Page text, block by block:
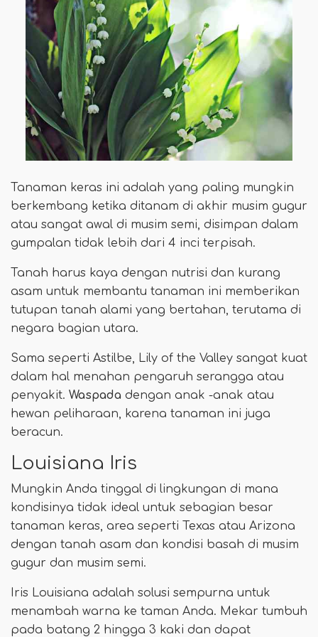
Tanaman keras ini adalah yang paling mungkin
berkembang ketika ditanam di akhir musim gugur
atau sangat awal di musim semi, disimpan dalam
gumpalan tidak lebih dari 4 inci terpisah.
Tanah harus kaya dengan nutrisi dan kurang
asam untuk membantu tanaman ini memberikan
tutupan tanah alami yang bertahan, terutama di
negara bagian utara.
Sama seperti Astilbe, Lily of the Valley sangat kuat
dalam hal menahan pengaruh serangga atau
penyakit. Waspada dengan anak -anak atau
hewan peliharaan, karena tanaman ini juga
beracun.
Louisiana Iris
Mungkin Anda tinggal di lingkungan di mana
kondisinya tidak ideal untuk sebagian besar
tanaman keras, area seperti Texas atau Arizona
dengan tanah asam dan kondisi basah di musim
gugur dan musim semi.
Iris Louisiana adalah solusi sempurna untuk
menambah warna ke taman Anda. Mekar tumbuh
pada batang 2 hingga 3 kaki dan dapat